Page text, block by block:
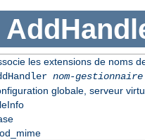
les extensions de noms
nom-gestionnaire
globale, serveur